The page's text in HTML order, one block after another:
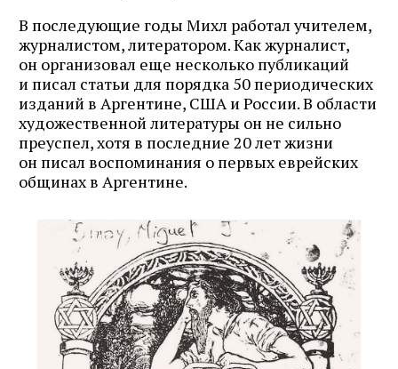
В последующие годы Михл работал учителем,
журналистом, литератором. Как журналист,
он организовал еще несколько публикаций
и писал статьи для порядка 50 периодических
изданий в Аргентине, США и России. В области
художественной литературы он не сильно
преуспел, хотя в последние 20 лет жизни
он писал воспоминания о первых еврейских
общинах в Аргентине.